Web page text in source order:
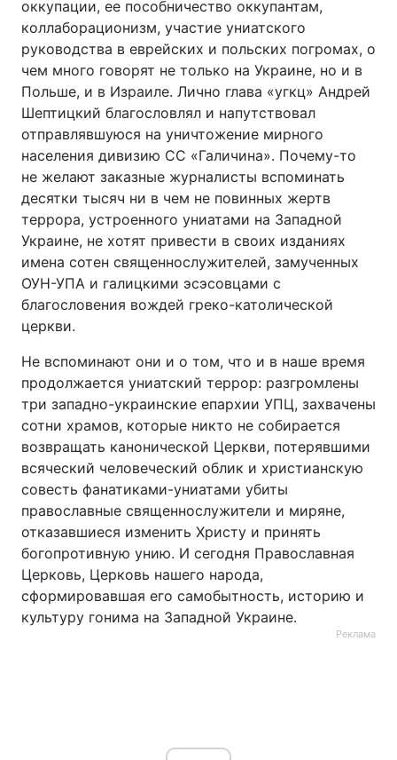
оккупации, ее пособничество оккупантам,
коллаборационизм, участие униатского
руководства в еврейских и польских погромах, о
чем много говорят не только на Украине, но и в
Польше, и в Израиле. Лично глава «угкц» Андрей
Шептицкий благословлял и напутствовал
отправлявшуюся на уничтожение мирного
населения дивизию СС «Галичина». Почему-то
не желают заказные журналисты вспоминать
десятки тысяч ни в чем не повинных жертв
террора, устроенного униатами на Западной
Украине, не хотят привести в своих изданиях
имена сотен священнослужителей, замученных
ОУН-УПА и галицкими эсэсовцами с
благословения вождей греко-католической
церкви.
Не вспоминают они и о том, что и в наше время
продолжается униатский террор: разгромлены
три западно-украинские епархии УПЦ, захвачены
сотни храмов, которые никто не собирается
возвращать канонической Церкви, потерявшими
всяческий человеческий облик и христианскую
совесть фанатиками-униатами убиты
православные священнослужители и миряне,
отказавшиеся изменить Христу и принять
богопротивную унию. И сегодня Православная
Церковь, Церковь нашего народа,
сформировавшая его самобытность, историю и
культуру гонима на Западной Украине.
Реклама